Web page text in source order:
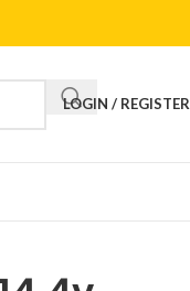
LOGIN / REGISTER